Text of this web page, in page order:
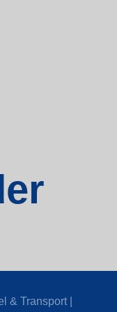
& Transport |